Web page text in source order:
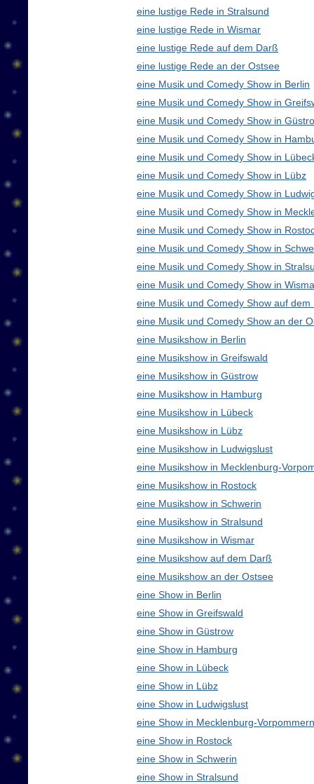
eine lustige Rede in Stralsund
eine lustige Rede in Wismar
eine lustige Rede auf dem Darß
eine lustige Rede an der Ostsee
eine Musik und Comedy Show in Berlin
eine Musik und Comedy Show in
eine Musik und Comedy Show in
eine Musik und Comedy Show in
eine Musik und Comedy Show in
eine Musik und Comedy Show in Lübz
eine Musik und Comedy Show in
eine Musik und Comedy Show in
eine Musik und Comedy Show in
eine Musik und Comedy Show in
eine Musik und Comedy Show in
eine Musik und Comedy Show in
eine Musik und Comedy Show auf dem
eine Musik und Comedy Show an der
eine Musikshow in Berlin
eine Musikshow in Greifswald
eine Musikshow in Güstrow
eine Musikshow in Hamburg
eine Musikshow in Lübeck
eine Musikshow in Lübz
eine Musikshow in Ludwigslust
eine Musikshow in Mecklenburg-
eine Musikshow in Rostock
eine Musikshow in Schwerin
eine Musikshow in Stralsund
eine Musikshow in Wismar
eine Musikshow auf dem Darß
eine Musikshow an der Ostsee
eine Show in Berlin
eine Show in Greifswald
eine Show in Güstrow
eine Show in Hamburg
eine Show in Lübeck
eine Show in Lübz
eine Show in Ludwigslust
eine Show in Mecklenburg-
eine Show in Rostock
eine Show in Schwerin
eine Show in Stralsund